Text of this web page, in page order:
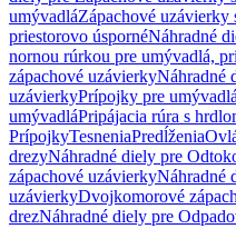
umývadláZápachové uzávierky
priestorovo úspornéNáhradné
nornou rúrkou pre umývadlá,
zápachové uzávierkyNáhradné
uzávierkyPrípojky pre umývadlá
umývadláPripájacia rúra s
PrípojkyTesneniaPredĺženia
drezyNáhradné diely pre
zápachové uzávierkyNáhradné
uzávierkyDvojkomorové
drezNáhradné diely pre